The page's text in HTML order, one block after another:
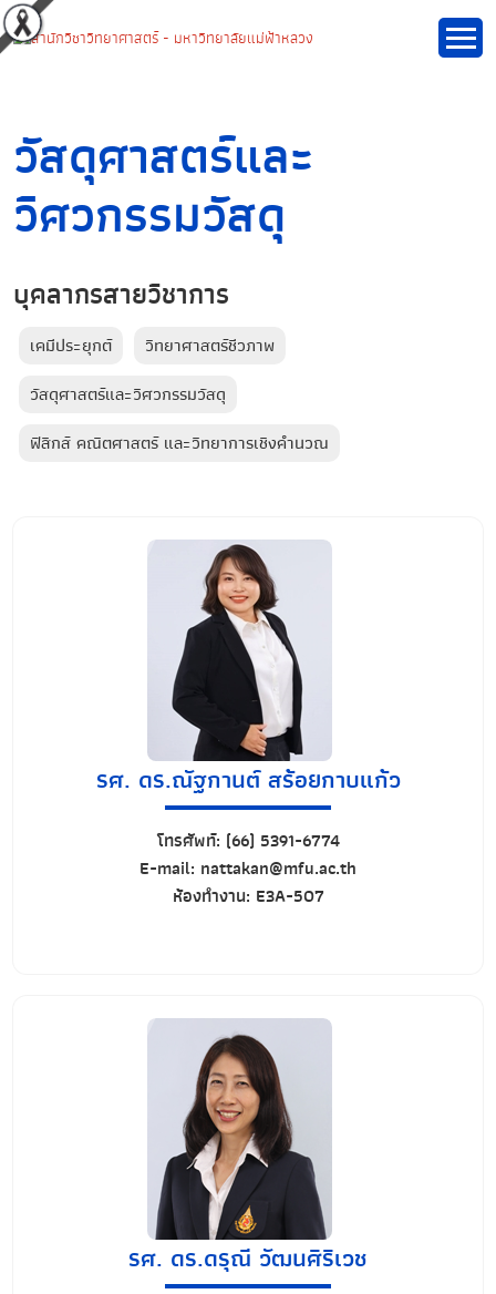
วัสดุศาสตร์และ
วิศวกรรมวัสดุ
บุคลากรสายวิชาการ
เคมีประยุกต์
วิทยาศาสตร์ชีวภาพ
วัสดุศาสตร์และวิศวกรรมวัสดุ
ฟิสิกส์ คณิตศาสตร์ และวิทยาการเชิงคำนวณ
รศ. ดร.ณัฐกานต์ สร้อยกาบแก้ว
โทรศัพท์: (66) 5391-6774
E-mail: nattakan@mfu.ac.th
ห้องทำงาน: E3A-507
รศ. ดร.ดรุณี วัฒนศิริเวช